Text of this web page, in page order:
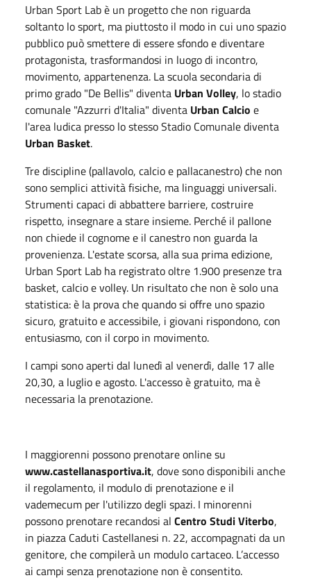
Urban Sport Lab è un progetto che non riguarda
soltanto lo sport, ma piuttosto il modo in cui uno spazio
pubblico può smettere di essere sfondo e diventare
protagonista, trasformandosi in luogo di incontro,
movimento, appartenenza. La scuola secondaria di
primo grado "De Bellis" diventa Urban Volley, lo stadio
comunale "Azzurri d'Italia" diventa Urban Calcio e
l'area ludica presso lo stesso Stadio Comunale diventa
Urban Basket.
Tre discipline (pallavolo, calcio e pallacanestro) che non
sono semplici attività fisiche, ma linguaggi universali.
Strumenti capaci di abbattere barriere, costruire
rispetto, insegnare a stare insieme. Perché il pallone
non chiede il cognome e il canestro non guarda la
provenienza. L'estate scorsa, alla sua prima edizione,
Urban Sport Lab ha registrato oltre 1.900 presenze tra
basket, calcio e volley. Un risultato che non è solo una
statistica: è la prova che quando si offre uno spazio
sicuro, gratuito e accessibile, i giovani rispondono, con
entusiasmo, con il corpo in movimento.
I campi sono aperti dal lunedì al venerdì, dalle 17 alle
20,30, a luglio e agosto. L'accesso è gratuito, ma è
necessaria la prenotazione.
I maggiorenni possono prenotare online su
www.castellanasportiva.it, dove sono disponibili anche
il regolamento, il modulo di prenotazione e il
vademecum per l'utilizzo degli spazi. I minorenni
possono prenotare recandosi al Centro Studi Viterbo,
in piazza Caduti Castellanesi n. 22, accompagnati da un
genitore, che compilerà un modulo cartaceo. L’accesso
ai campi senza prenotazione non è consentito.